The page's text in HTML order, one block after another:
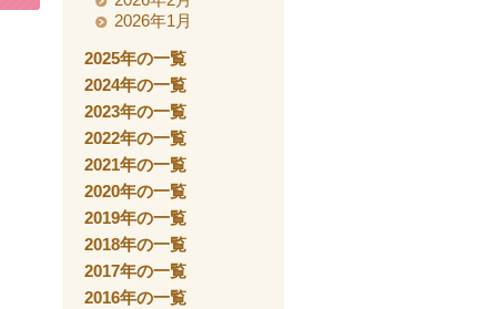
2026年1月
2025年の一覧
2024年の一覧
2023年の一覧
2022年の一覧
2021年の一覧
2020年の一覧
2019年の一覧
2018年の一覧
2017年の一覧
2016年の一覧